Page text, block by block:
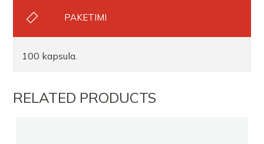
PAKETIMI
100 kapsula.
RELATED PRODUCTS